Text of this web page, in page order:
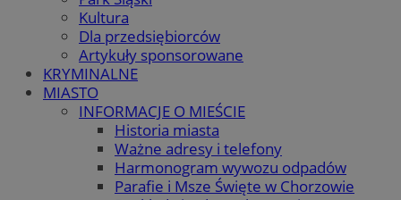
Kultura
Dla przedsiębiorców
Artykuły sponsorowane
KRYMINALNE
MIASTO
INFORMACJE O MIEŚCIE
Historia miasta
Ważne adresy i telefony
Harmonogram wywozu odpadów
Parafie i Msze Święte w Chorzowie